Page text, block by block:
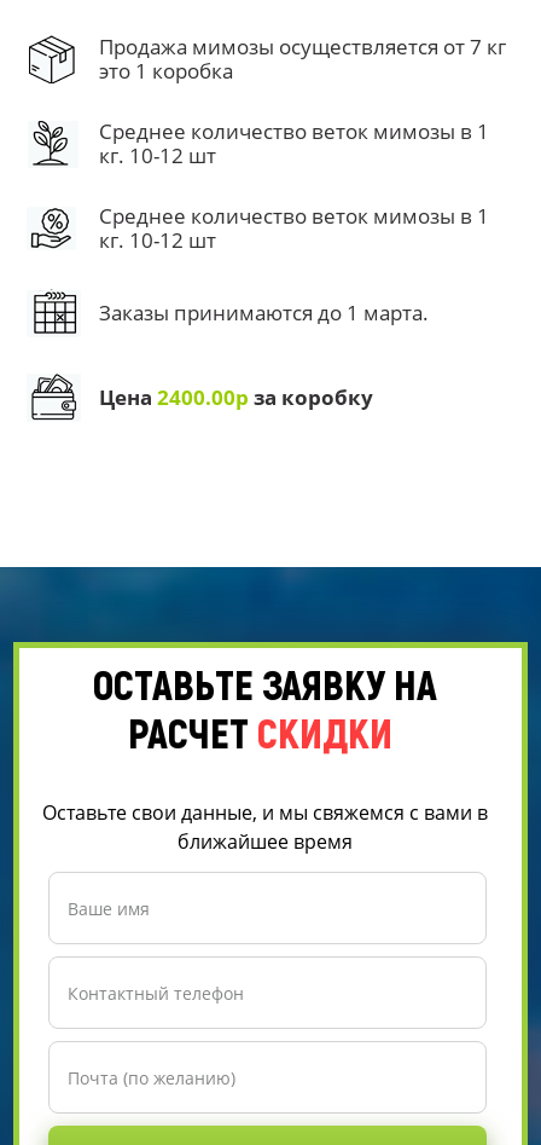
Продажа мимозы осуществляется от 7 кг
это 1 коробка
Среднее количество веток мимозы в 1
кг. 10-12 шт
Среднее количество веток мимозы в 1
кг. 10-12 шт
Заказы принимаются до 1 марта.
Цена2400.00р за коробку
ОСТАВЬТЕ ЗАЯВКУ НА
РАСЧЕТ СКИДКИ
Оставьте свои данные, и мы свяжемся с вами в
ближайшее время